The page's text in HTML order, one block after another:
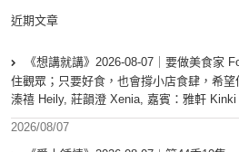
近期文章
《想講就講》2026-08-07｜要做美食家
住觀眾；只要好食，也會撐小店食肆，希
溱禧 Heily, 莊韻澄 Xenia, 嘉賓：雅軒 Kinki
2026/08/07